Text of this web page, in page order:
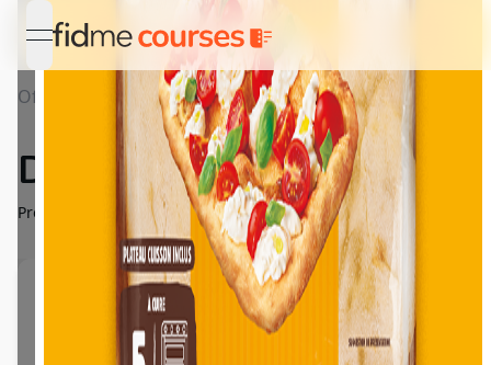
open navigation menu
Offres Détail Découvrez la Pinsa !
Découvrez la Pinsa !
Profitez d'une réduction de 0,80€ sur votre PINSA HARRYS